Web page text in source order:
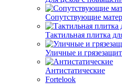
Сопутствующие
Тактильная плитка
Уличные и
Антистатические
Fortelook